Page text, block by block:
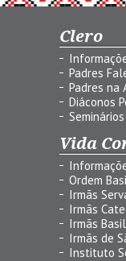
Clero
Padres
Padres na
Diáconos
Seminários
Vida
Ordem
Irmãs
Irmãs
Irmãs
Irmãs de
Instituto